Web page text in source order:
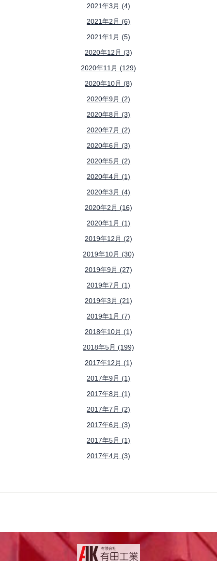
2021年3月 (4)
2021年2月 (6)
2021年1月 (5)
2020年12月 (3)
2020年11月 (129)
2020年10月 (8)
2020年9月 (2)
2020年8月 (3)
2020年7月 (2)
2020年6月 (3)
2020年5月 (2)
2020年4月 (1)
2020年3月 (4)
2020年2月 (16)
2020年1月 (1)
2019年12月 (2)
2019年10月 (30)
2019年9月 (27)
2019年7月 (1)
2019年3月 (21)
2019年1月 (7)
2018年10月 (1)
2018年5月 (199)
2017年12月 (1)
2017年9月 (1)
2017年8月 (1)
2017年7月 (2)
2017年6月 (3)
2017年5月 (1)
2017年4月 (3)